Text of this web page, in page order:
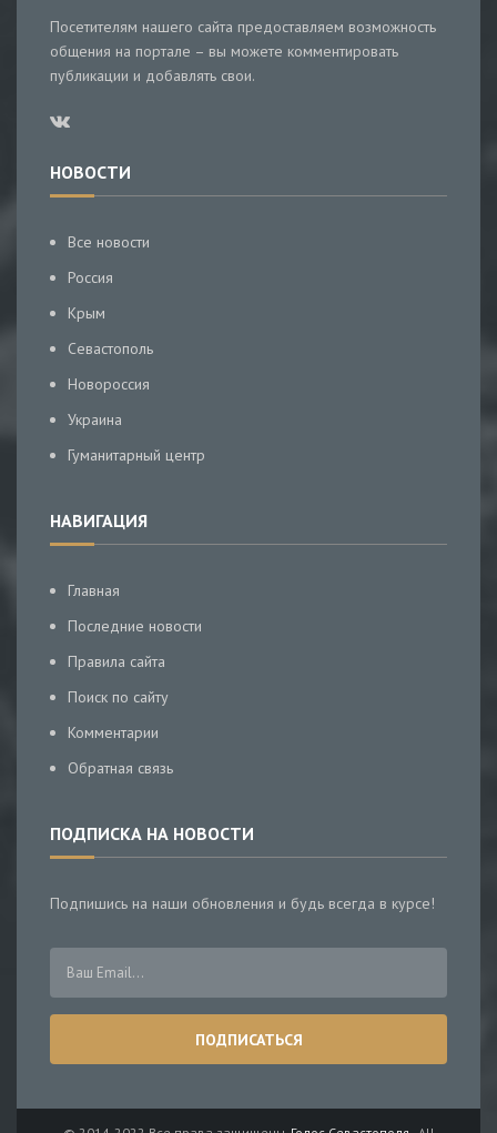
Посетителям нашего сайта предоставляем возможность
общения на портале – вы можете комментировать
публикации и добавлять свои.
НОВОСТИ
Все новости
Россия
Крым
Севастополь
Новороссия
Украина
Гуманитарный центр
НАВИГАЦИЯ
Главная
Последние новости
Правила сайта
Поиск по сайту
Комментарии
Обратная связь
ПОДПИСКА НА НОВОСТИ
Подпишись на наши обновления и будь всегда в курсе!